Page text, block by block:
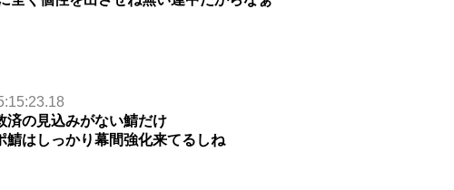
済の見込みがない鯖だけ
鯖はしっかり幕間強化来てるしね